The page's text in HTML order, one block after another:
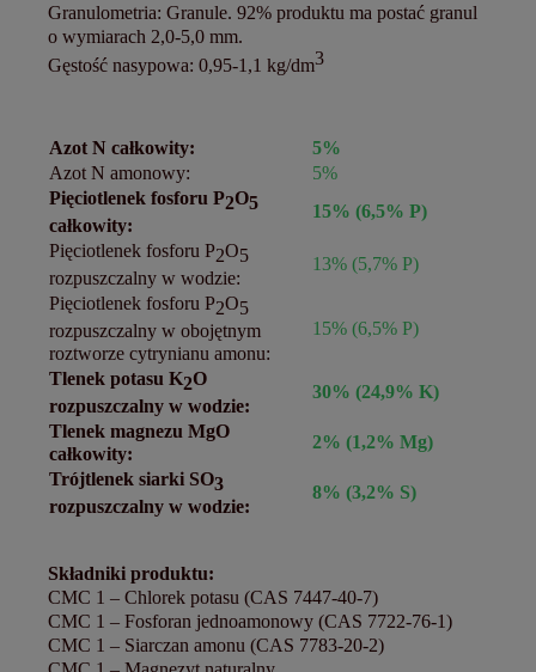
Granulometria: Granule. 92% produktu ma postać granul
o wymiarach 2,0-5,0 mm.
Gęstość nasypowa: 0,95-1,1 kg/dm3
Azot N całkowity:
5%
Azot N amonowy:
5%
Pięciotlenek fosforu P2O5
całkowity:
15% (6,5% P)
Pięciotlenek fosforu P2O5
rozpuszczalny w wodzie:
13% (5,7% P)
Pięciotlenek fosforu P2O5
rozpuszczalny w obojętnym
roztworze cytrynianu amonu:
15% (6,5% P)
Tlenek potasu K2O
rozpuszczalny w wodzie:
30% (24,9% K)
Tlenek magnezu MgO
całkowity:
2% (1,2% Mg)
Trójtlenek siarki SO3
rozpuszczalny w wodzie:
8% (3,2% S)
Składniki produktu:
CMC 1 – Chlorek potasu (CAS 7447-40-7)
CMC 1 – Fosforan jednoamonowy (CAS 7722-76-1)
CMC 1 – Siarczan amonu (CAS 7783-20-2)